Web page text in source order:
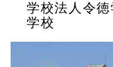
学校法人令
学校